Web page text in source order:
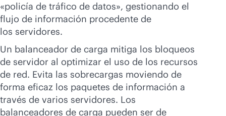
«policía de tráfico de datos», gestionando el
flujo de información procedente de
los servidores.
Un balanceador de carga mitiga los bloqueos
de servidor al optimizar el uso de los recursos
de red. Evita las sobrecargas moviendo de
forma eficaz los paquetes de información a
través de varios servidores. Los
balanceadores de carga pueden ser de